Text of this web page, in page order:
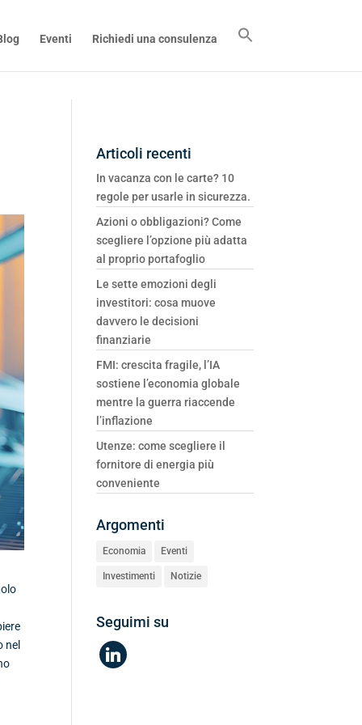
Eventi Richiedi una consulenza
nel
Articoli recenti
In vacanza con le carte? 10
regole per usarle in sicurezza.
Azioni o obbligazioni? Come
scegliere l’opzione più adatta
al proprio portafoglio
Le sette emozioni degli
investitori: cosa muove
davvero le decisioni
finanziarie
FMI: crescita fragile, l’IA
sostiene l’economia globale
mentre la guerra riaccende
l’inflazione
Utenze: come scegliere il
fornitore di energia più
conveniente
Argomenti
Economia Eventi
Investimenti Notizie
Seguimi su
linkedin